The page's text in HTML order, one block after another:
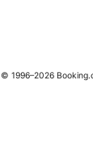
1996–2026